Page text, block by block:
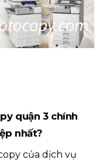
quận 3 chính
nhất?
của dịch vụ